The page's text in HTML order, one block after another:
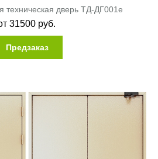
техническая дверь ТД-ДГ001e
31500 руб.
Предзаказ